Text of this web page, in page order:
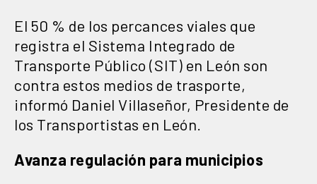
El 50 % de los percances viales que
registra el Sistema Integrado de
Transporte Público (SIT) en León son
contra estos medios de trasporte,
informó Daniel Villaseñor, Presidente de
los Transportistas en León.
Avanza regulación para municipios